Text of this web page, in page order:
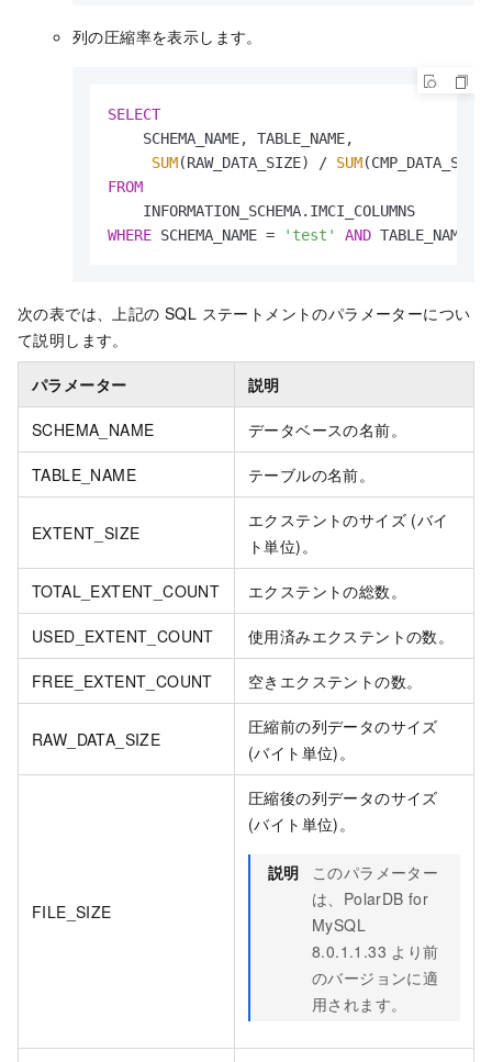
列の圧縮率を表示します。
SELECT
    SCHEMA_NAME, TABLE_NAME,
SUM(RAW_DATA_SIZE) / SUM
FROM
WHERE SCHEMA_NAME = 'test' AND TABLE_NAME
次の表では、上記の SQL ステートメントのパラメーターについ
て説明します。
パラメーター 説明
SCHEMA_NAME データベースの名前。
TABLE_NAME テーブルの名前。
EXTENT_SIZE
エクステントのサイズ (バイ
ト単位)。
TOTAL_EXTENT_COUNT エクステントの総数。
USED_EXTENT_COUNT 使用済みエクステントの数。
FREE_EXTENT_COUNT 空きエクステントの数。
RAW_DATA_SIZE
圧縮前の列データのサイズ
(バイト単位)。
FILE_SIZE
圧縮後の列データのサイズ
(バイト単位)。
説明
このパラメーター
は、 PolarDB for
MySQL
8.0.1.1.33 より前
のバージョンに適
用されます。